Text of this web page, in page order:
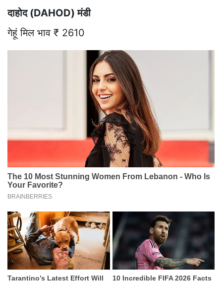
दाहोद (DAHOD) मंडी
गेहूं मिल भाव ₹ 2610